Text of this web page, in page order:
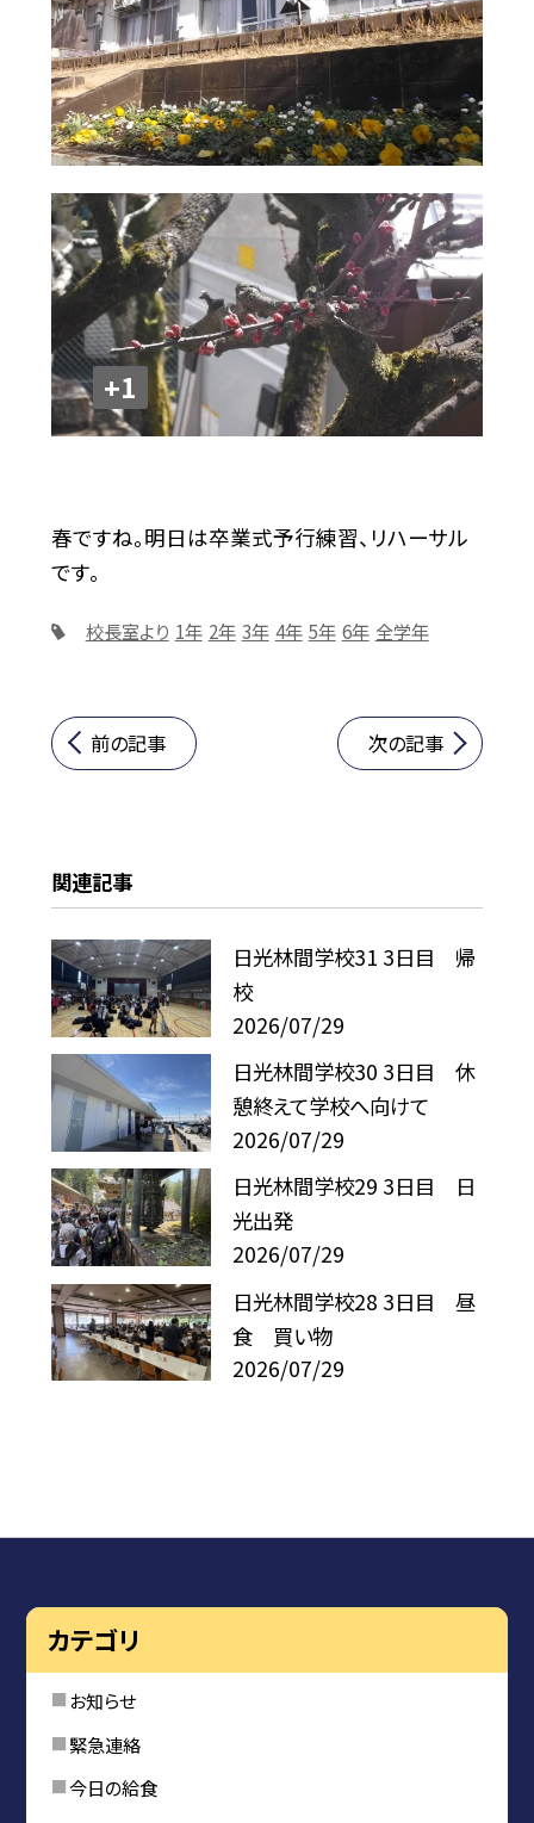
+1
春ですね。明日は卒業式予行練習、リハーサル
です。
校長室より 1年 2年 3年 4年 5年 6年 全学年
前の記事 次の記事
関連記事
日光林間学校31 3日目 帰
校
2026/07/29
日光林間学校30 3日目 休
憩終えて学校へ向けて
2026/07/29
日光林間学校29 3日目 日
光出発
2026/07/29
日光林間学校28 3日目 昼
食 買い物
2026/07/29
カテゴリ
お知らせ
緊急連絡
今日の給食